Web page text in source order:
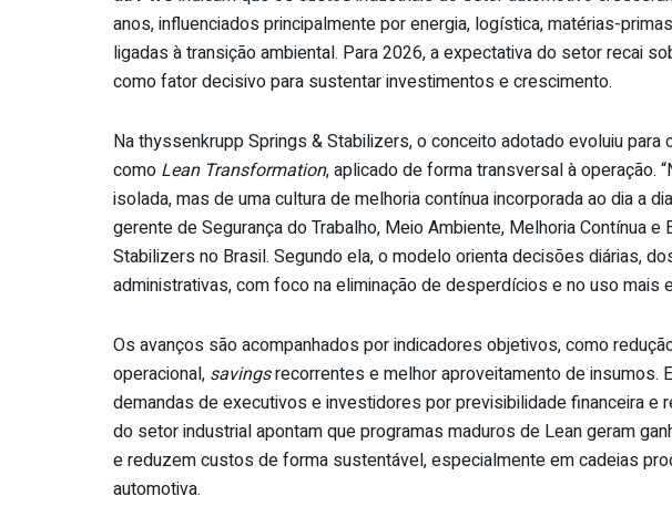
anos, influenciados principalmente por energia, logística, matérias-
ligadas à transição ambiental. Para 2026, a expectativa do setor recai
como fator decisivo para sustentar investimentos e crescimento.
Na thyssenkrupp Springs & Stabilizers, o conceito adotado evoluiu para
como Lean Transformation, aplicado de forma transversal à operação.
isolada, mas de uma cultura de melhoria contínua incorporada ao dia a
gerente de Segurança do Trabalho, Meio Ambiente, Melhoria Contínua e
Stabilizers no Brasil. Segundo ela, o modelo orienta decisões diárias,
administrativas, com foco na eliminação de desperdícios e no uso mais
Os avanços são acompanhados por indicadores objetivos, como
operacional, savingsrecorrentes e melhor aproveitamento de insumos.
demandas de executivos e investidores por previsibilidade financeira e
do setor industrial apontam que programas maduros de Lean geram
e reduzem custos de forma sustentável, especialmente em cadeias
automotiva.